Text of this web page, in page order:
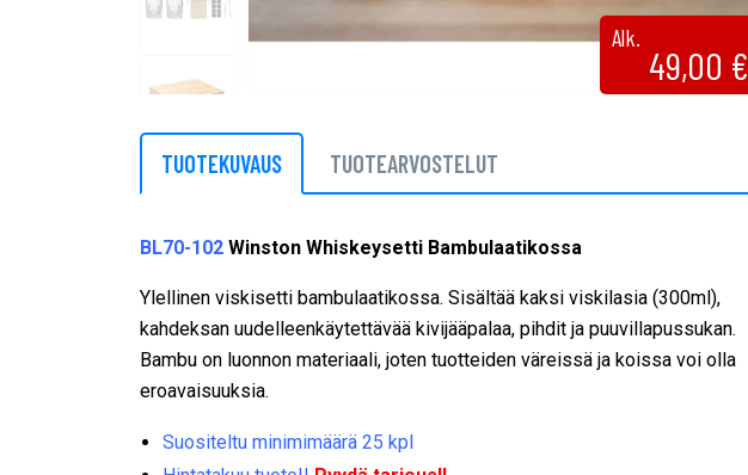
Alk.
49,00 €
TUOTEKUVAUS TUOTEARVOSTELUT
BL70-102 Winston Whiskeysetti Bambulaatikossa
Ylellinen viskisetti bambulaatikossa. Sisältää kaksi viskilasia (300ml),
kahdeksan uudelleenkäytettävää kivijääpalaa, pihdit ja puuvillapussukan.
Bambu on luonnon materiaali, joten tuotteiden väreissä ja koissa voi olla
eroavaisuuksia.
Suositeltu minimimäärä 25 kpl